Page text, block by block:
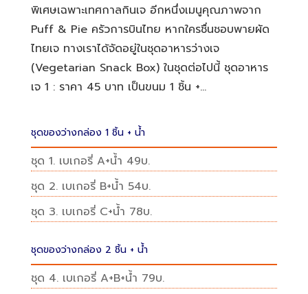
พิเศษเฉพาะเทศกาลกินเจ อีกหนึ่งเมนูคุณภาพจาก
Puff & Pie ครัวการบินไทย หากใครชื่นชอบพายผัด
ไทยเจ ทางเราได้จัดอยู่ในชุดอาหารว่างเจ
(Vegetarian Snack Box) ในชุดต่อไปนี้ ชุดอาหาร
เจ 1 : ราคา 45 บาท เป็นขนม 1 ชิ้น +...
ชุดของว่างกล่อง 1 ชิ้น + น้ำ
ชุด 1. เบเกอรี่ A+น้ำ 49บ.
ชุด 2. เบเกอรี่ B+น้ำ 54บ.
ชุด 3. เบเกอรี่ C+น้ำ 78บ.
ชุดของว่างกล่อง 2 ชิ้น + น้ำ
ชุด 4. เบเกอรี่ A+B+น้ำ 79บ.